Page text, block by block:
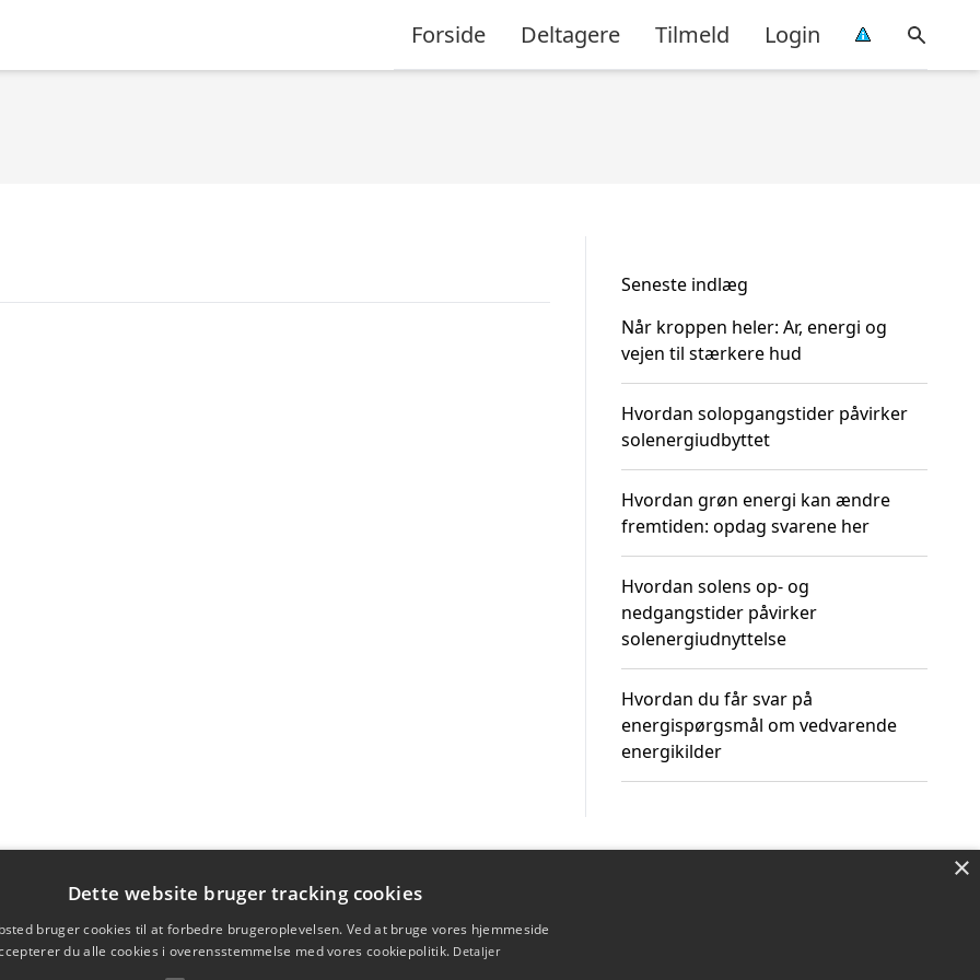
Forside Deltagere Tilmeld Login
Seneste indlæg
Når kroppen heler: Ar, energi og
vejen til stærkere hud
Hvordan solopgangstider påvirker
solenergiudbyttet
Hvordan grøn energi kan ændre
fremtiden: opdag svarene her
Hvordan solens op- og
nedgangstider påvirker
solenergiudnyttelse
Hvordan du får svar på
energispørgsmål om vedvarende
energikilder
×
Dette website bruger tracking cookies
bruger cookies til at forbedre brugeroplevelsen. Ved at bruge vores hjemmeside
du alle cookies i overensstemmelse med vores cookiepolitik. Detaljer